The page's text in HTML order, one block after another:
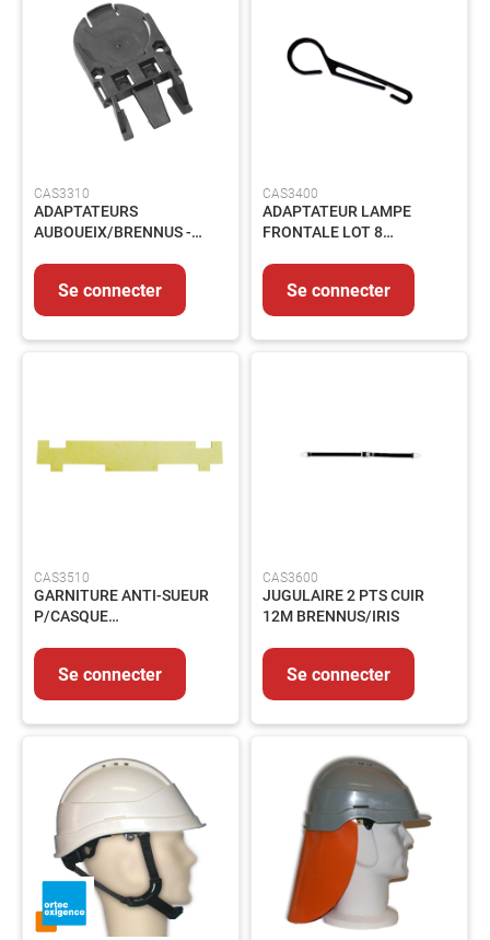
Nos
produits
Catalogues
Saisonnier
Promotions
À
propos
Contact
CAS3310
ADAPTATEURS
AUBOUEIX/BRENNUS -
Se connecter
CAS3400
ADAPTATEUR LAMPE
FRONTALE LOT 8
Se connecter
CAS3510
GARNITURE ANTI-SUEUR
P/CASQUE
Se connecter
CAS3600
JUGULAIRE 2 PTS CUIR
12M BRENNUS/IRIS
Se connecter